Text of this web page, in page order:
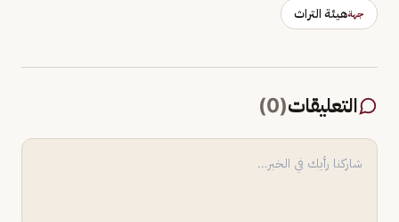
جهةهيئة التراث
التعليقات(
0
)